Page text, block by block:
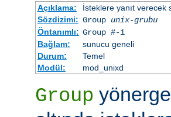
Açıklama:
İsteklere yanıt verecek
Sözdizimi: Group unix-grubu
Öntanımlı: Group #-1
Bağlam:
sunucu geneli
Durum:
Temel
Modül:
mod_unixd
Group